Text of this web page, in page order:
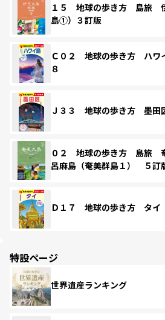
１５ 地球の歩き方 島旅
島①）３訂版
Ｃ０２ 地球の歩き方 ハワ
８
Ｊ３３ 地球の歩き方 墨田
０２ 地球の歩き方 島旅
呂麻島（奄美群島１） ５訂
Ｄ１７ 地球の歩き方 タイ
特設ページ
世界遺産ランキング